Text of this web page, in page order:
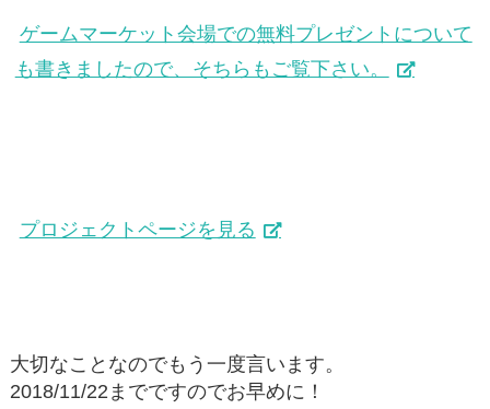
ゲームマーケット会場での無料プレゼントについて
も書きましたので、そちらもご覧下さい。
プロジェクトページを見る
大切なことなのでもう一度言います。
2018/11/22までですのでお早めに！